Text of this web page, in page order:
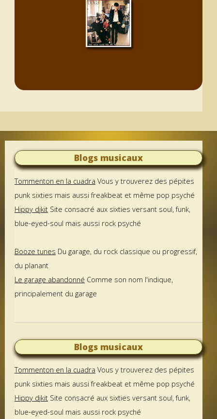
Blogs musicaux
Tommenton en la cuadra Vous y trouverez des pépites
punk sixties mais aussi freakbeat et même pop psyché
Hippy djkit Site consacré aux sixties versant soul, funk,
blue-eyed-soul mais aussi rock psyché
Booze tunes Du garage, du rock classique ou progressif,
du planant
Le garage abandonné Comme son nom l'indique,
principalement du garage
Blogs musicaux
Tommenton en la cuadra Vous y trouverez des pépites
punk sixties mais aussi freakbeat et même pop psyché
Hippy djkit Site consacré aux sixties versant soul, funk,
blue-eyed-soul mais aussi rock psyché